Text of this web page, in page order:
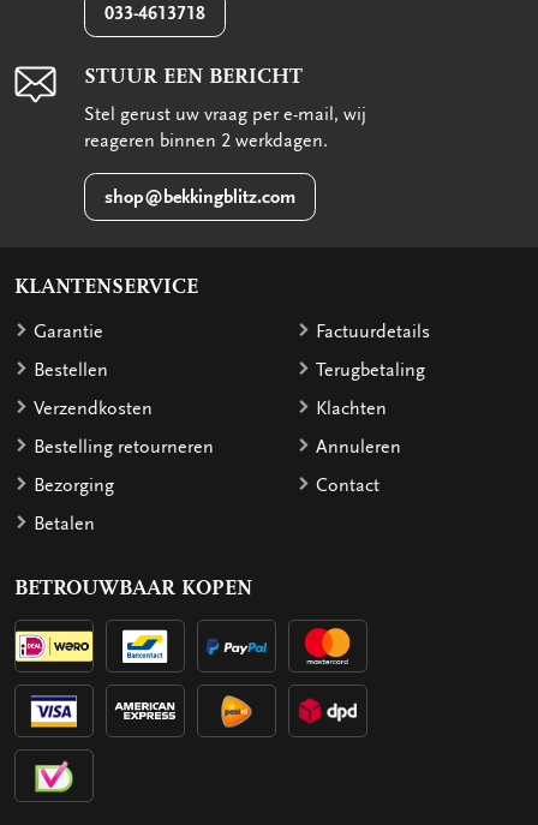
033-4613718
STUUR EEN BERICHT
Stel gerust uw vraag per e-mail, wij
reageren binnen 2 werkdagen.
shop@bekkingblitz.com
KLANTENSERVICE
Garantie
Bestellen
Verzendkosten
Bestelling retourneren
Bezorging
Betalen
Factuurdetails
Terugbetaling
Klachten
Annuleren
Contact
BETROUWBAAR KOPEN